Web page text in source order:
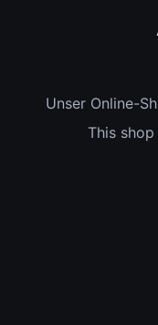
Unser Online-
This